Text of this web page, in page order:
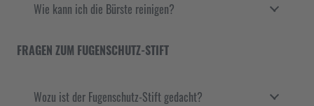
Wie kann ich die Bürste reinigen?
FRAGEN ZUM FUGENSCHUTZ-STIFT
Wozu ist der Fugenschutz-Stift gedacht?